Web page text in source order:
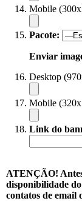
Mobile
Pacote:
Enviar
Desktop
Mobile
Link do
ATENÇÃO!
disponibilidade
contatos de email